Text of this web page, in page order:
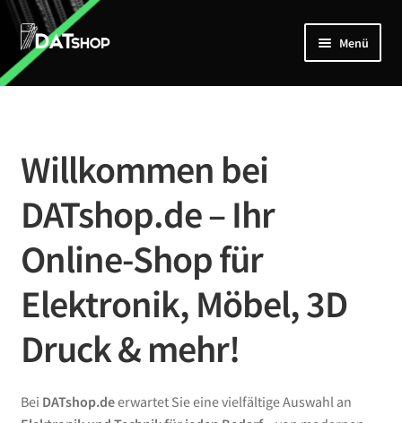
Zur
Navigation
springen
Zum
Inhalt
springen
Menü
Home
Mein Account
Kontakt
Willkommen bei
DATshop.de – Ihr
Online-Shop für
Elektronik, Möbel, 3D
Druck & mehr!
Bei DATshop.deerwartet Sie eine vielfältige Auswahl an